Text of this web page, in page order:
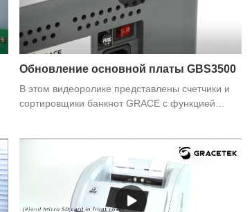
Обновление основной платы GBS3500
В этом видеоролике представлены счетчики и
сортировщики банкнот GRACE с функцией